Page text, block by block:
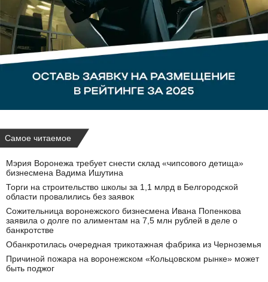
Самое читаемое
Мэрия Воронежа требует снести склад «чипсового детища»
бизнесмена Вадима Ишутина
Торги на строительство школы за 1,1 млрд в Белгородской
области провалились без заявок
Сожительница воронежского бизнесмена Ивана Попенкова
заявила о долге по алиментам на 7,5 млн рублей в деле о
банкротстве
Обанкротилась очередная трикотажная фабрика из Черноземья
Причиной пожара на воронежском «Кольцовском рынке» может
быть поджог